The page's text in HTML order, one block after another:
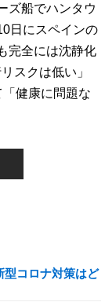
ズ船でハンタウ
日にスペインの
完全には沈静化
スクは低い」
健康に問題な
型コロナ対策はど